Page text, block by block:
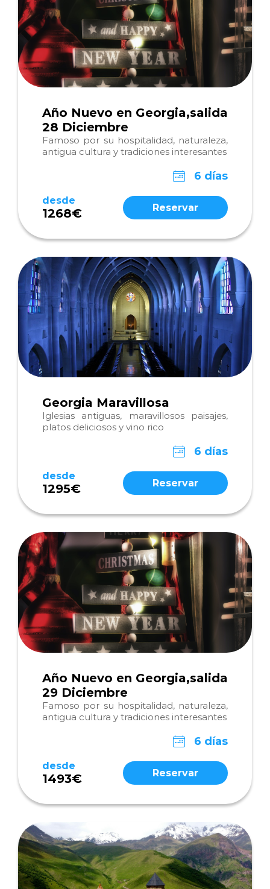
Año Nuevo en Georgia,salida
28 Diciembre
Famoso por su hospitalidad, naturaleza,
antigua cultura y tradiciones interesantes
6 días
desde
1268€ Reservar
Georgia Maravillosa
Iglesias antiguas, maravillosos paisajes,
platos deliciosos y vino rico
6 días
desde
1295€ Reservar
Año Nuevo en Georgia,salida
29 Diciembre
Famoso por su hospitalidad, naturaleza,
antigua cultura y tradiciones interesantes
6 días
desde
1493€ Reservar